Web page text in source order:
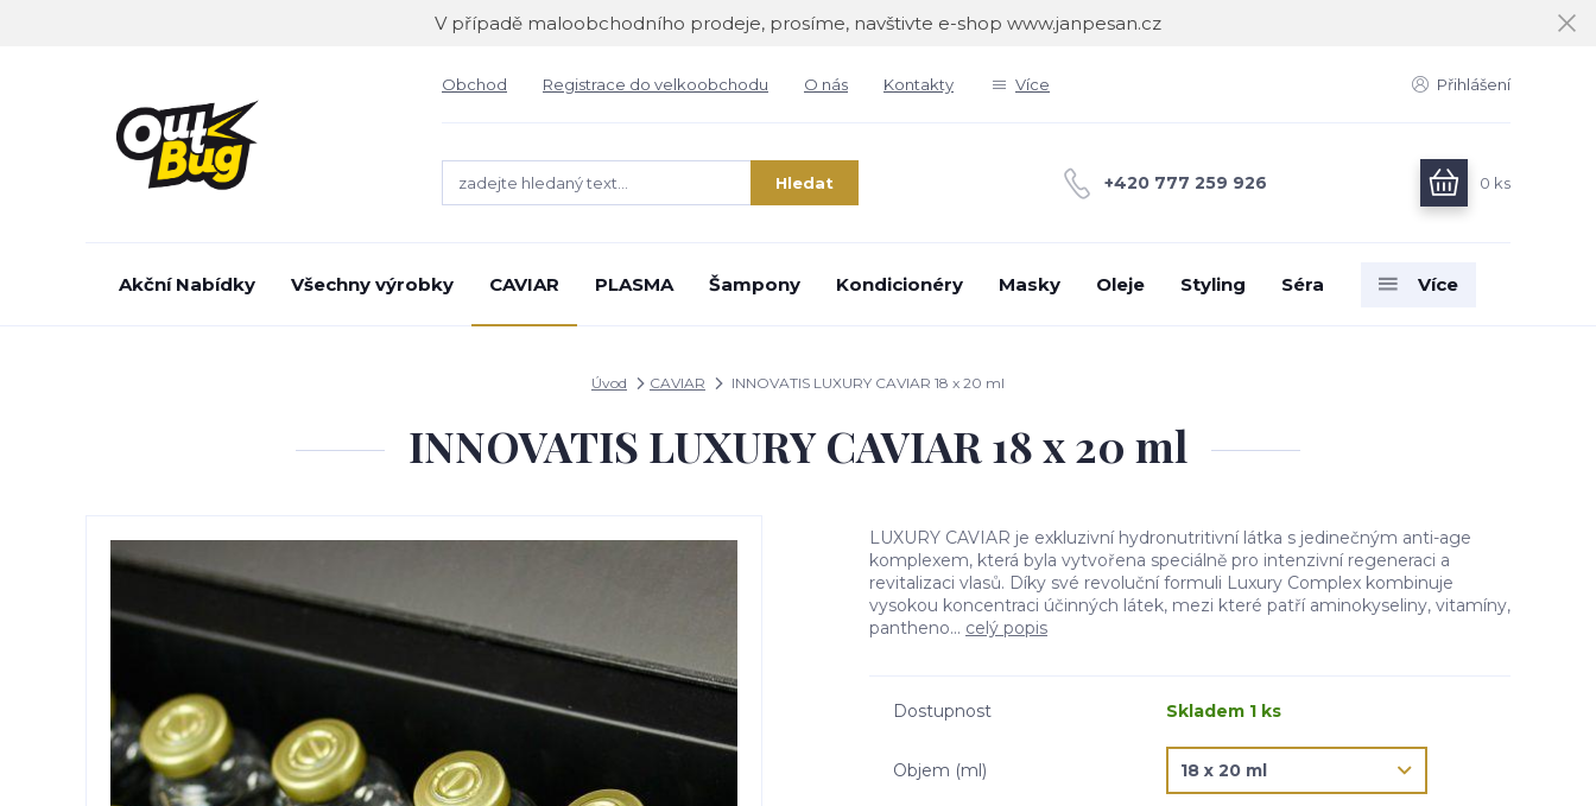
V případě maloobchodního prodeje, prosíme, navštivte e-shop www.janpesan.cz
Obchod Registrace do velkoobchodu O nás Kontakty Více Přihlášení
Hledat +420 777 259 926 0 ks
Akční Nabídky Všechny výrobky CAVIAR PLASMA Šampony Kondicionéry Masky Oleje Styling Séra Více
Úvod CAVIAR INNOVATIS LUXURY CAVIAR 18 x 20 ml
INNOVATIS LUXURY CAVIAR 18 x 20 ml
LUXURY CAVIAR je exkluzivní hydronutritivní látka s jedinečným anti-age
komplexem, která byla vytvořena speciálně pro intenzivní regeneraci a
revitalizaci vlasů. Díky své revoluční formuli Luxury Complex kombinuje
vysokou koncentraci účinných látek, mezi které patří aminokyseliny, vitamíny,
pantheno... celý popis
Dostupnost Skladem 1 ks
Objem (ml)